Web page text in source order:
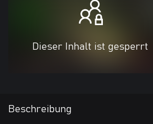
Dieser Inhalt ist gesperrt
Beschreibung